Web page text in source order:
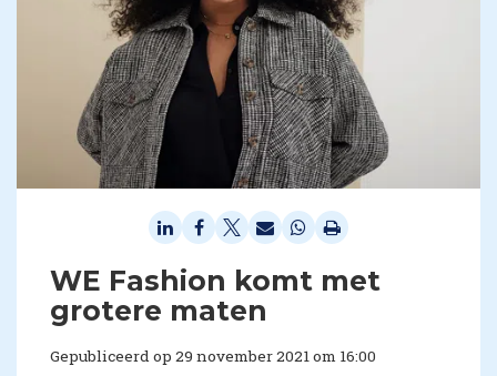
WE Fashion komt met
grotere maten
Gepubliceerd op 29 november 2021 om 16:00